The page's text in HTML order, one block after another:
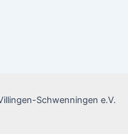
Schwenningen e.V.